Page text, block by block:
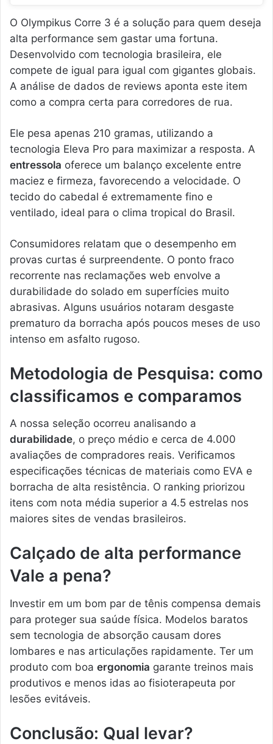
O Olympikus Corre 3 é a solução para quem deseja
alta performance sem gastar uma fortuna.
Desenvolvido com tecnologia brasileira, ele
compete de igual para igual com gigantes globais.
A análise de dados de reviews aponta este item
como a compra certa para corredores de rua.
Ele pesa apenas 210 gramas, utilizando a
tecnologia Eleva Pro para maximizar a resposta. A
entressola oferece um balanço excelente entre
maciez e firmeza, favorecendo a velocidade. O
tecido do cabedal é extremamente fino e
ventilado, ideal para o clima tropical do Brasil.
Consumidores relatam que o desempenho em
provas curtas é surpreendente. O ponto fraco
recorrente nas reclamações web envolve a
durabilidade do solado em superfícies muito
abrasivas. Alguns usuários notaram desgaste
prematuro da borracha após poucos meses de uso
intenso em asfalto rugoso.
Metodologia de Pesquisa: como
classificamos e comparamos
A nossa seleção ocorreu analisando a
durabilidade, o preço médio e cerca de 4.000
avaliações de compradores reais. Verificamos
especificações técnicas de materiais como EVA e
borracha de alta resistência. O ranking priorizou
itens com nota média superior a 4.5 estrelas nos
maiores sites de vendas brasileiros.
Calçado de alta performance
Vale a pena?
Investir em um bom par de tênis compensa demais
para proteger sua saúde física. Modelos baratos
sem tecnologia de absorção causam dores
lombares e nas articulações rapidamente. Ter um
produto com boa ergonomia garante treinos mais
produtivos e menos idas ao fisioterapeuta por
lesões evitáveis.
Conclusão: Qual levar?